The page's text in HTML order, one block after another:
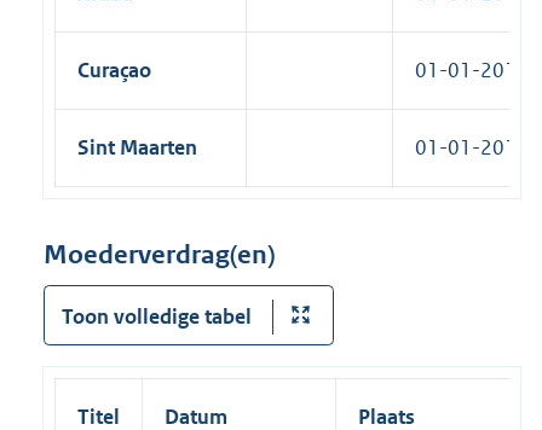
Curaçao 01-01-2012
Sint Maarten 01-01-2012
Moederverdrag(en)
Toon volledige tabel
Titel
Datum
Plaats